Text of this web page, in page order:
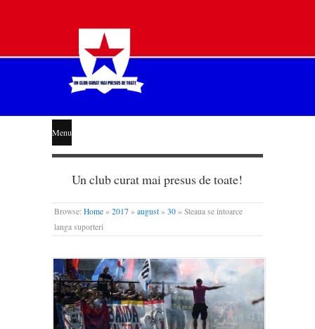
STEAUA
LIBERĂ
Menu
Un club curat mai presus de toate!
Browse: Home » 2017 » august » 30 » Steaua se intoarce
langa suporteri